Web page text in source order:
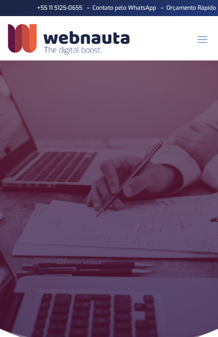
+55 11 5125-0655– Contato pelo WhatsApp– Orçamento Rápido